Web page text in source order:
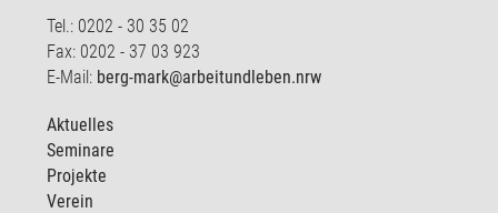
Tel.: 0202 - 30 35 02
Fax: 0202 - 37 03 923
E-Mail: berg-mark@arbeitundleben.nrw
Aktuelles
Seminare
Projekte
Verein